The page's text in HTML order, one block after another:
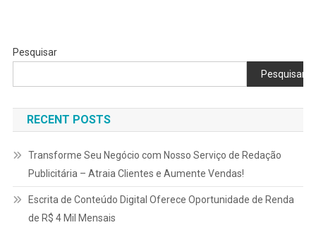
Pesquisar
Pesquisar
RECENT POSTS
Transforme Seu Negócio com Nosso Serviço de Redação
Publicitária – Atraia Clientes e Aumente Vendas!
Escrita de Conteúdo Digital Oferece Oportunidade de Renda
de R$ 4 Mil Mensais